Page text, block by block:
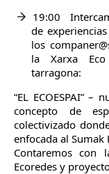
19:00
de
los
la Xarxa
tarragona:
“EL ECOESPAI” –
concepto de
colectivizado
enfocada al Sumak
Contaremos con
Ecoredes y